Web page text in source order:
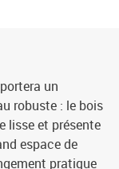
un
robuste : le bois
lisse et présente
espace de
pratique